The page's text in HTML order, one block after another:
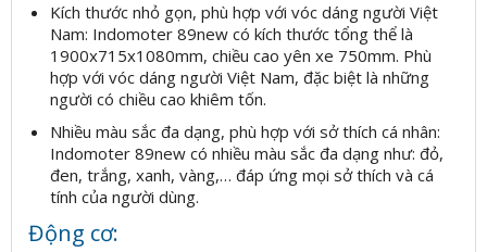
Kích thước nhỏ gọn, phù hợp với vóc dáng người Việt
Nam: Indomoter 89new có kích thước tổng thể là
1900x715x1080mm, chiều cao yên xe 750mm. Phù
hợp với vóc dáng người Việt Nam, đặc biệt là những
người có chiều cao khiêm tốn.
Nhiều màu sắc đa dạng, phù hợp với sở thích cá nhân:
Indomoter 89new có nhiều màu sắc đa dạng như: đỏ,
đen, trắng, xanh, vàng,… đáp ứng mọi sở thích và cá
tính của người dùng.
Động cơ: